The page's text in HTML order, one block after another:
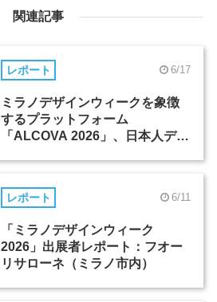
関連記事
レポート 6/17
ミラノデザインウィークを象徴
するプラットフォーム
「ALCOVA 2026」、日本人デザ
レポート 6/11
「ミラノデザインウィーク
2026」出展者レポート：フオー
リサローネ（ミラノ市内）